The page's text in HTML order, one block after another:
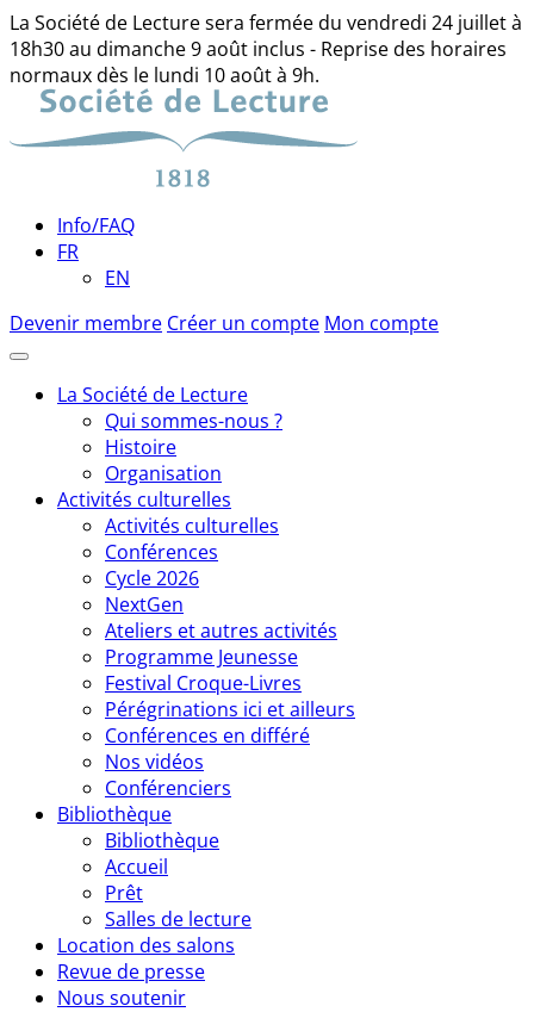
La Société de Lecture sera fermée du vendredi 24 juillet à
18h30 au dimanche 9 août inclus - Reprise des horaires
normaux dès le lundi 10 août à 9h.
Skip
content
Info/FAQ
FR
EN
Devenir membre Créer un compte Mon compte
La Société de Lecture
Qui sommes-nous ?
Histoire
Organisation
Activités culturelles
Activités culturelles
Conférences
Cycle 2026
NextGen
Ateliers et autres activités
Programme Jeunesse
Festival Croque-Livres
Pérégrinations ici et ailleurs
Conférences en différé
Nos vidéos
Conférenciers
Bibliothèque
Bibliothèque
Accueil
Prêt
Salles de lecture
Location des salons
Revue de presse
Nous soutenir